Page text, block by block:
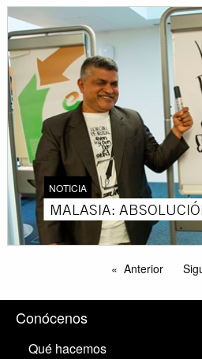
NOTICIA
MALASIA:
Anterior
Conócenos
Qué hacemos